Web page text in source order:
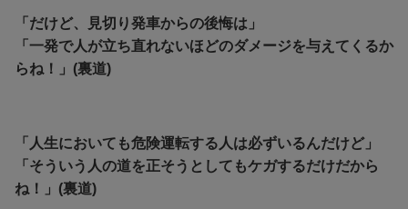
「だけど、見切り発車からの後悔は」
「一発で人が立ち直れないほどのダメージを与えてくるか
らね！」(裏道)
「人生においても危険運転する人は必ずいるんだけど」
「そういう人の道を正そうとしてもケガするだけだから
ね！」(裏道)